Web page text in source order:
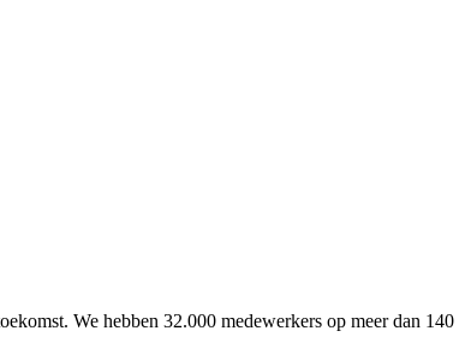
We hebben 32.000 medewerkers op meer dan 140